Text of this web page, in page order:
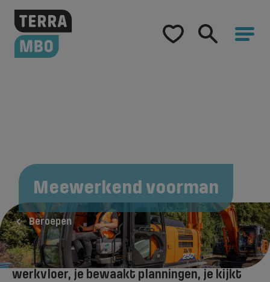
Home
Over Terra MBO
Beroepen
Meewerkend voorman
Als meewerkend voorman in de Groen, Grond
en Infra sector stuur je collega’s aan op de
werkvloer, je bewaakt planningen, je kijkt